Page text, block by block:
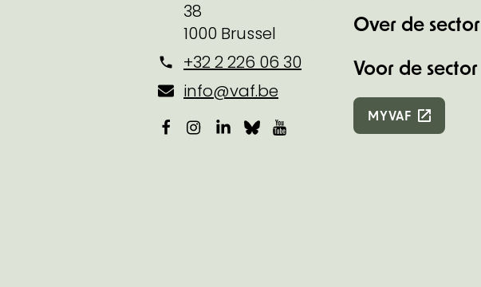
38
1000 Brussel
+32 2 226 06 30
info@vaf.be
Facebook
Instagram
LinkedIn
BlueskyYouTube
Over de sector
Voor de sector
MYVAF